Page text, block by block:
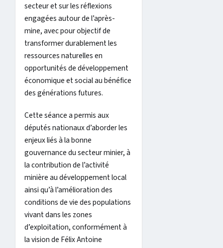
secteur et sur les réflexions
engagées autour de l’après-
mine, avec pour objectif de
transformer durablement les
ressources naturelles en
opportunités de développement
économique et social au bénéfice
des générations futures.
Cette séance a permis aux
députés nationaux d’aborder les
enjeux liés à la bonne
gouvernance du secteur minier, à
la contribution de l’activité
minière au développement local
ainsi qu’à l’amélioration des
conditions de vie des populations
vivant dans les zones
d’exploitation, conformément à
la vision de Félix Antoine